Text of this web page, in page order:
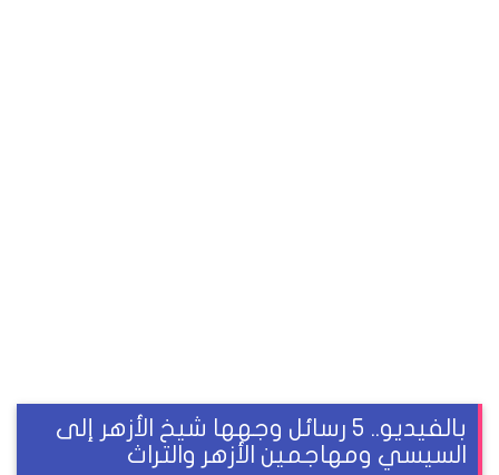
بالفيديو.. 5 رسائل وجهها شيخ الأزهر إلى
السيسي ومهاجمين الأزهر والتراث